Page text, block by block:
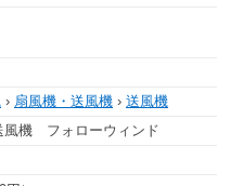
› 扇風機・送風機 › 送風機
機 フォローウィンド